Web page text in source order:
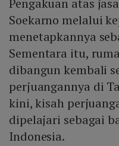
Pengakuan atas
Soekarno melalui
menetapkannya
Sementara itu,
dibangun kembali
perjuangannya di
kini, kisah
dipelajari sebagai
Indonesia.